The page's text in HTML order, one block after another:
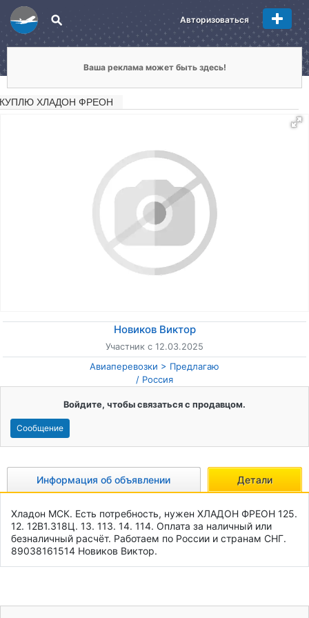
Авторизоваться
Ваша реклама может быть здесь!
КУПЛЮ ХЛАДОН ФРЕОН
Новиков Виктор
Участник с 12.03.2025
Авиаперевозки
Предлагаю
Россия
/
Войдите, чтобы связаться с продавцом.
Сообщение
Информация об объявлении Детали
Хладон МСК. Есть потребность, нужен ХЛАДОН ФРЕОН 125.
12. 12B1.318Ц. 13. 113. 14. 114. Оплата за наличный или
безналичный расчёт. Работаем по России и странам СНГ.
89038161514 Новиков Виктор.